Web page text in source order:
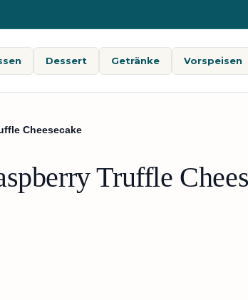
Dessert Getränke Vorspeisen
Cheesecake
Truffle